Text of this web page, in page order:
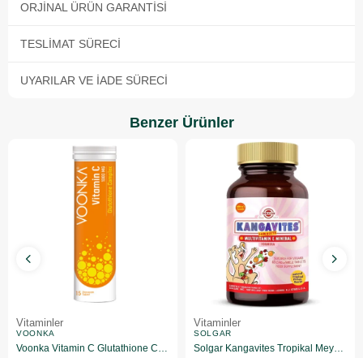
ORJINAL ÜRÜN GARANTISI
TESLIMAT SÜRECI
UYARILAR VE İADE SÜRECI
Benzer Ürünler
Vitaminler
VOONKA
Voonka Vitamin C Glutathione Complex Efervesan 15 Tablet
Vitaminler
SOLGAR
Solgar Kangavites Tropikal Meyve Aromalı 60 Tablet